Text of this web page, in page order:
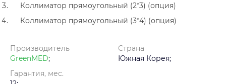
Коллиматор прямоугольный (2*3) (опция)
Коллиматор прямоугольный (3*4) (опция)
Производитель
GreenMED;
Страна
Южная Корея;
Гарантия, мес.